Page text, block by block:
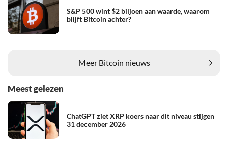
S&P 500 wint $2 biljoen aan waarde, waarom
blijft Bitcoin achter?
Meer Bitcoin nieuws
Meest gelezen
ChatGPT ziet XRP koers naar dit niveau stijgen
31 december 2026